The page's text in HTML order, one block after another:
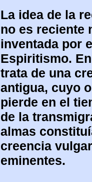
La idea de la
no es reciente
inventada por
Espiritismo.
trata de una
antigua, cuyo
pierde en el
de la
almas
creencia
eminentes.